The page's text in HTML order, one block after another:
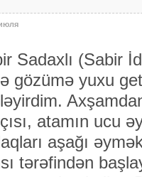
Sadaxlı (Sabir
gözümə yuxu
atamın ucu
aşağı
tərəfindən